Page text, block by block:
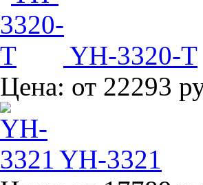
YH-3320-T
Цена: от 22293
YH-3321